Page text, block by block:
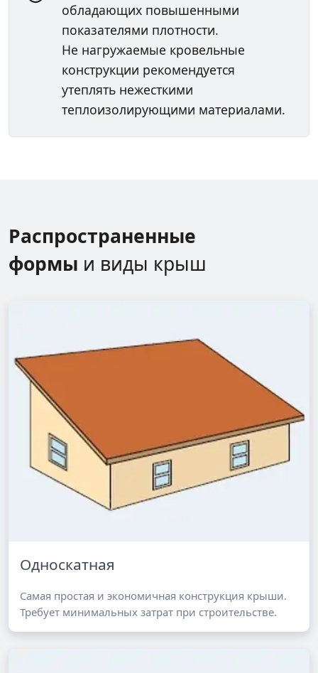
обладающих повышенными
показателями плотности.
Не нагружаемые кровельные
конструкции рекомендуется
утеплять нежесткими
теплоизолирующими материалами.
Распространенные
формы и виды крыш
Односкатная
Самая простая и экономичная конструкция крыши.
Требует минимальных затрат при строительстве.